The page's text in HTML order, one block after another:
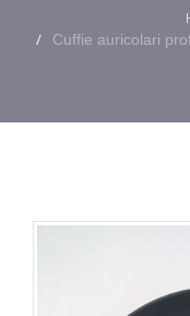
Cuffie auricolari